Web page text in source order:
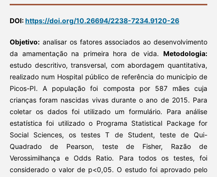
DOI:https://doi.org/10.26694/2238-7234.9120-26
Objetivo:analisar os fatores associados ao desenvolvimento
da amamentação na primeira hora de vida.Metodologia:
estudo descritivo, transversal, com abordagem quantitativa,
realizado num Hospital público de referência do município de
Picos-PI. A população foi composta por 587 mães cuja
crianças foram nascidas vivas durante o ano de 2015. Para
coletar os dados foi utilizado um formulário. Para análise
estatística foi utilizado o Programa Statistical Package for
Social Sciences, os testes T de Student, teste de Qui-
Quadrado de Pearson, teste de Fisher, Razão de
Verossimilhança e Odds Ratio. Para todos os testes, foi
considerado o valor de p<0,05. O estudo foi aprovado pelo